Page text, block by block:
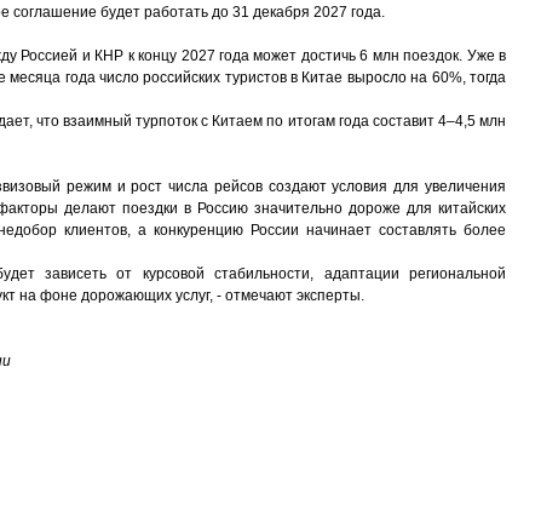
соглашение будет работать до 31 декабря 2027 года.
Россией и КНР к концу 2027 года может достичь 6 млн поездок. Уже в
года число российских туристов в Китае выросло на 60%, тогда
что взаимный турпоток с Китаем по итогам года составит 4–4,5 млн
режим и рост числа рейсов создают условия для увеличения
делают поездки в Россию значительно дороже для китайских
клиентов, а конкуренцию России начинает составлять более
зависеть от курсовой стабильности, адаптации региональной
на фоне дорожающих услуг, - отмечают эксперты.